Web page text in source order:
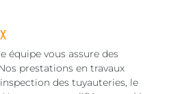
équipe vous assure des
prestations en travaux
des tuyauteries, le